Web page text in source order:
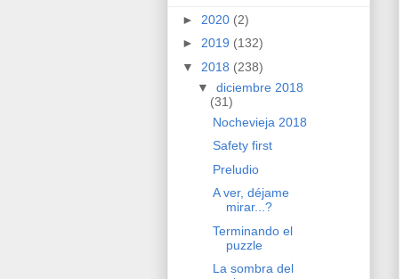
► 2020 (2)
► 2019 (132)
▼ 2018 (238)
▼ diciembre 2018
(31)
Nochevieja 2018
Safety first
Preludio
A ver, déjame
mirar...?
Terminando el
puzzle
La sombra del